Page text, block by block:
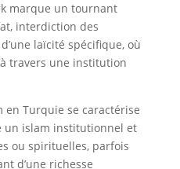
marque un tournant
interdiction des
laïcité spécifique, où
travers une institution
en Turquie se caractérise
un islam institutionnel et
ou spirituelles, parfois
d’une richesse